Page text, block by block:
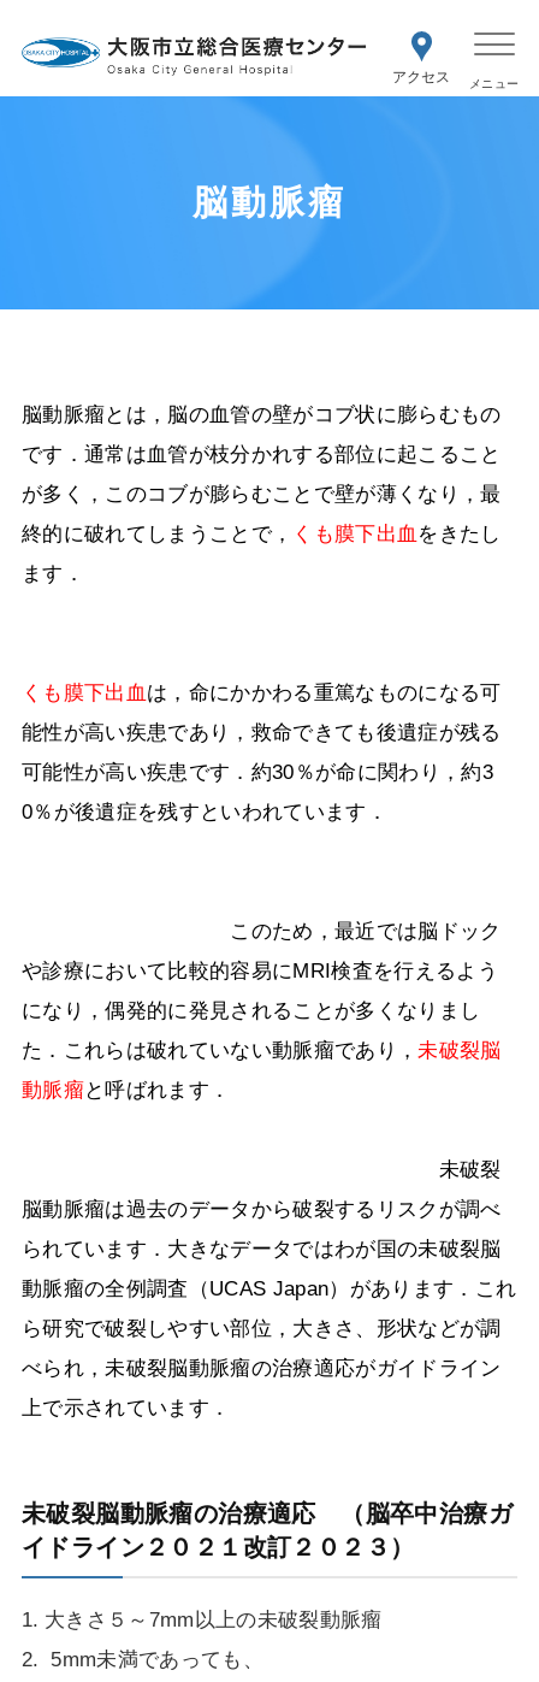
セス
脳動脈瘤
脳動脈瘤とは，脳の血管の壁がコブ状に膨らむもの
です．通常は血管が枝分かれする部位に起こること
が多く，このコブが膨らむことで壁が薄くなり，最
終的に破れてしまうことで， くも膜下出血 をきたし
ます．
くも膜下出血 は，命にかかわる重篤なものになる可
能性が高い疾患であり，救命できても後遺症が残る
可能性が高い疾患です．約30 ％が命に関わり，約3
0％が後遺症を残すといわれています．
このため，最近では脳ドック
や診療において比較的容易にMRI検査を行えるよう
になり，偶発的に発見されることが多くなりまし
た．これらは破れていない動脈瘤であり，未破裂脳
動脈瘤 と呼ばれます．
未破裂
脳動脈瘤は過去のデータから破裂するリスクが調べ
られています．大きなデータではわが国の未破裂脳
動脈瘤の全例調査（UCAS Japan）があります．これ
ら研究で破裂しやすい部位，大きさ、形状などが調
べられ，未破裂脳動脈瘤の治療適応がガイドライン
上で示されています．
未破裂脳動脈瘤の治療適応 （脳卒中治療ガ
イドライン２０２１改訂２０２３）
大きさ５～ 7mm以上の未破裂動脈瘤
5mm未満であっても、
紹介状をお持ちの方はこちら
再診の予約変更はこちら